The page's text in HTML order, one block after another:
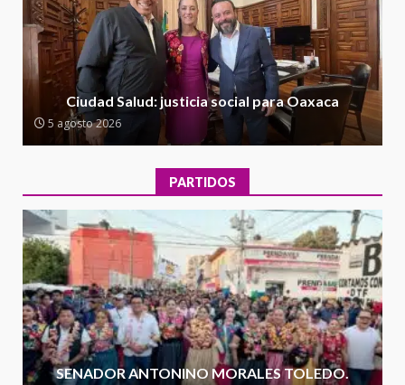
2
5 agosto 2026
3
Encuentro de Ariadna Montiel
con el Gobernador Salomón Jara
Cruz reafirma la consolidación
de la transformación en
territorio oaxaqueño
30 julio 2026
4
presencia institucional en San
Juan Mazatlán
20 julio 2026
5
Sanciona Municipio de Oaxaca
de Juárez caso de maltrato
animal tras denuncia ciudadana
16 julio 2026
Ciudad Salud: justicia social para Oaxaca
5 agosto 2026
PARTIDOS
SENADOR ANTONINO MORALES TOLEDO.